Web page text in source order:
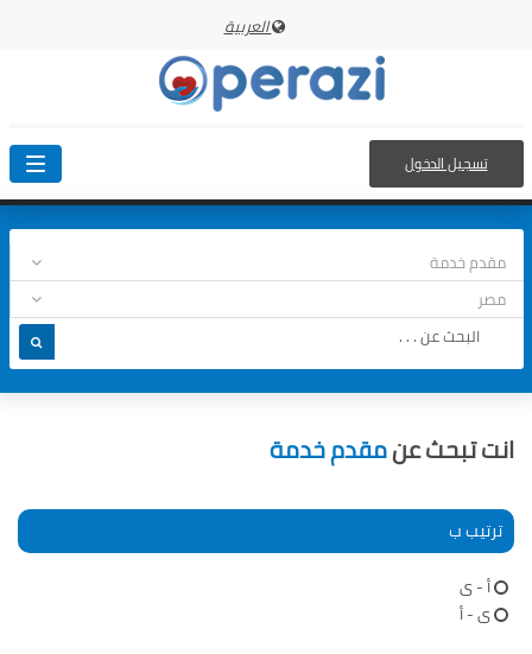
العربية
تسجيل الدخول
انت تبحث عنمقدم خدمة
ترتيب ب
أ - ى
ى - أ